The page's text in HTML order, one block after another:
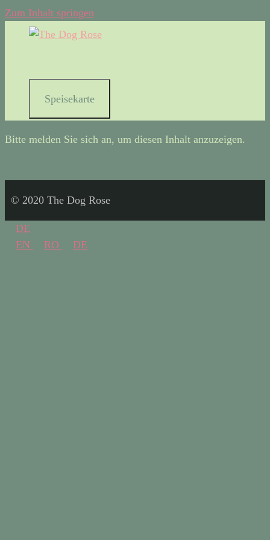
Zum Inhalt springen
Speisekarte
Bitte melden Sie sich an, um diesen Inhalt anzuzeigen.
© 2020 The Dog Rose
DE
EN
RO DE